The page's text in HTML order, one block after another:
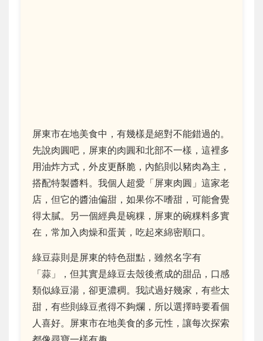
屏東市在地美食中，有幾樣是絕對不能錯過的。
先說肉圓吧，屏東的肉圓和北部不一樣，這裡多
用油炸方式，外皮更酥脆，內餡則以豬肉為主，
搭配特製醬料。我個人超愛「屏東肉圓」這家老
店，但它的醬油偏甜，如果你不嗜甜，可能會覺
得太膩。另一個經典是碗粿，屏東的碗粿料多實
在，常加入肉燥和蛋黃，吃起來綿密順口。
綠豆蒜則是屏東的特色甜點，雖然名字有
「蒜」，但其實是綠豆去殼後煮成的甜品，口感
類似綠豆湯，卻更濃稠。我試過好幾家，有些太
甜，有些則綠豆煮得不夠爛，所以選擇時要看個
人喜好。屏東市在地美食的多元性，讓每次探索